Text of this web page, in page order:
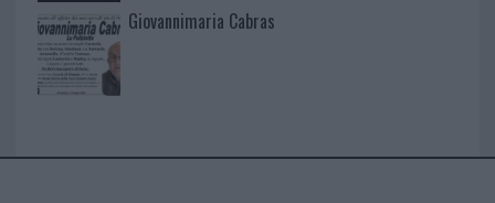
Giovannimaria Cabras